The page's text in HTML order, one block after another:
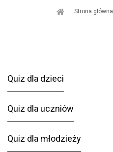
Strona główna
Quiz dla dzieci
Quiz dla uczniów
Quiz dla młodzieży